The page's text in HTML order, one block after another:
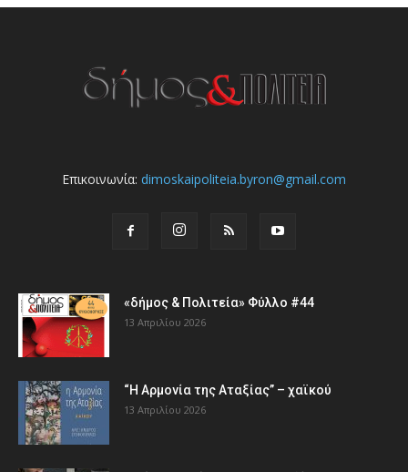
Επικοινωνία: dimoskaipoliteia.byron@gmail.com
«δήμος & Πολιτεία» Φύλλο #44
13 Απριλίου 2026
“Η Αρμονία της Αταξίας” – χαϊκού
13 Απριλίου 2026